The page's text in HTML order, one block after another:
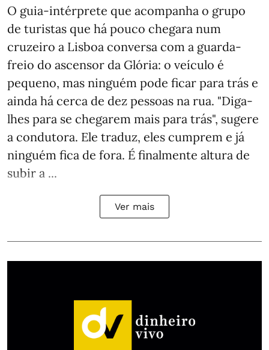
O guia-intérprete que acompanha o grupo
de turistas que há pouco chegara num
cruzeiro a Lisboa conversa com a guarda-
freio do ascensor da Glória: o veículo é
pequeno, mas ninguém pode ficar para trás e
ainda há cerca de dez pessoas na rua. "Diga-
lhes para se chegarem mais para trás", sugere
a condutora. Ele traduz, eles cumprem e já
ninguém fica de fora. É finalmente altura de
subir a ...
Ver mais